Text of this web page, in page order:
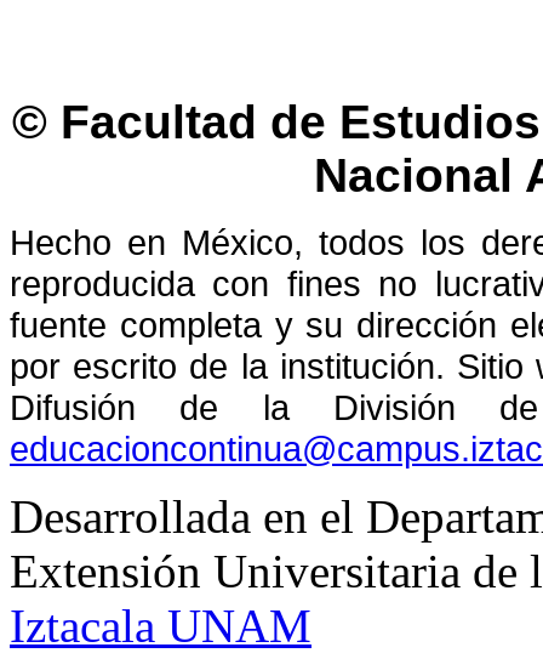
© Facultad de
Nacional
Hecho en México, todos los
reproducida con fines no
fuente completa y su dirección
por escrito de la institución.
Difusión de la División
Desarrollada en el
Extensión Universitaria
Iztacala UNAM